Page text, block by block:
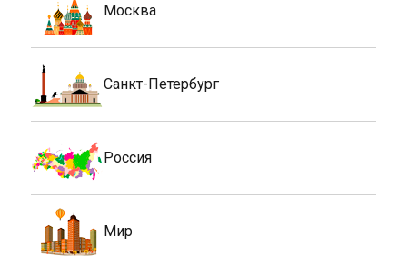
Москва
Санкт-Петербург
Россия
Мир